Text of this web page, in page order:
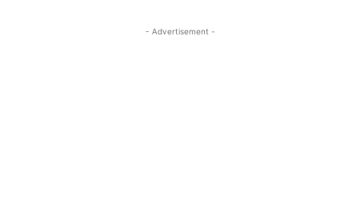
- Advertisement -